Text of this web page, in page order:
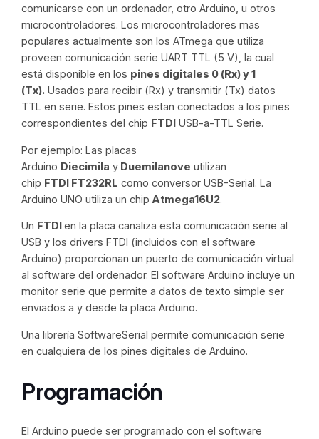
comunicarse con un ordenador, otro Arduino, u otros
microcontroladores. Los microcontroladores mas
populares actualmente son los ATmega que utiliza
proveen comunicación serie UART TTL (5 V), la cual
está disponible en los pines digitales 0 (Rx) y 1
(Tx). Usados para recibir (Rx) y transmitir (Tx) datos
TTL en serie. Estos pines estan conectados a los pines
correspondientes del chip FTDI USB-a-TTL Serie.
Por ejemplo: Las placas
Arduino Diecimila y Duemilanove utilizan
chip FTDI FT232RL como conversor USB-Serial. La
Arduino UNO utiliza un chip Atmega16U2.
Un FTDIen la placa canaliza esta comunicación serie al
USB y los drivers FTDI (incluidos con el software
Arduino) proporcionan un puerto de comunicación virtual
al software del ordenador. El software Arduino incluye un
monitor serie que permite a datos de texto simple ser
enviados a y desde la placa Arduino.
Una librería SoftwareSerial permite comunicación serie
en cualquiera de los pines digitales de Arduino.
Programación
El Arduino puede ser programado con el software